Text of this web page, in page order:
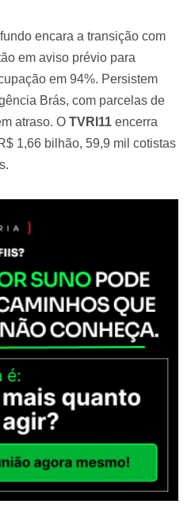
encara a transição com
em aviso prévio para
em 94%. Persistem
Brás, com parcelas de
atraso. O TVRI11 encerra
1,66 bilhão, 59,9 mil cotistas